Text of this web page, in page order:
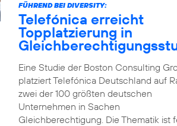
FÜHREND BEI DIVERSITY:
Telefónica erreicht
Topplatzierung in
Eine Studie der Boston Consulting
platziert Telefónica Deutschland auf
zwei der 100 größten deutschen
Unternehmen in Sachen
Gleichberechtigung. Die Thematik ist